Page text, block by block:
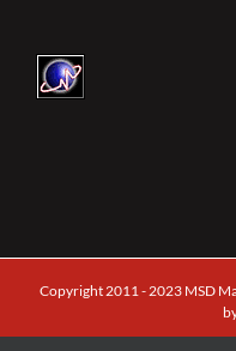
Copyright 2011 - 2023 MSD